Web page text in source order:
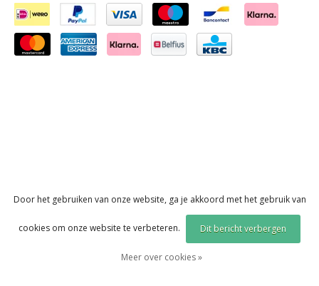
Door het gebruiken van onze website, ga je akkoord met het gebruik van
cookies om onze website te verbeteren. Dit bericht verbergen
Meer over cookies »